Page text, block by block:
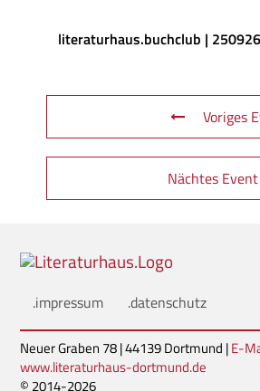
literaturhaus.buchclub | 250926
Voriges
Nächtes Event
.impressum .datenschutz
Neuer Graben 78 | 44139 Dortmund |E-
www.literaturhaus-dortmund.de
© 2014-2026